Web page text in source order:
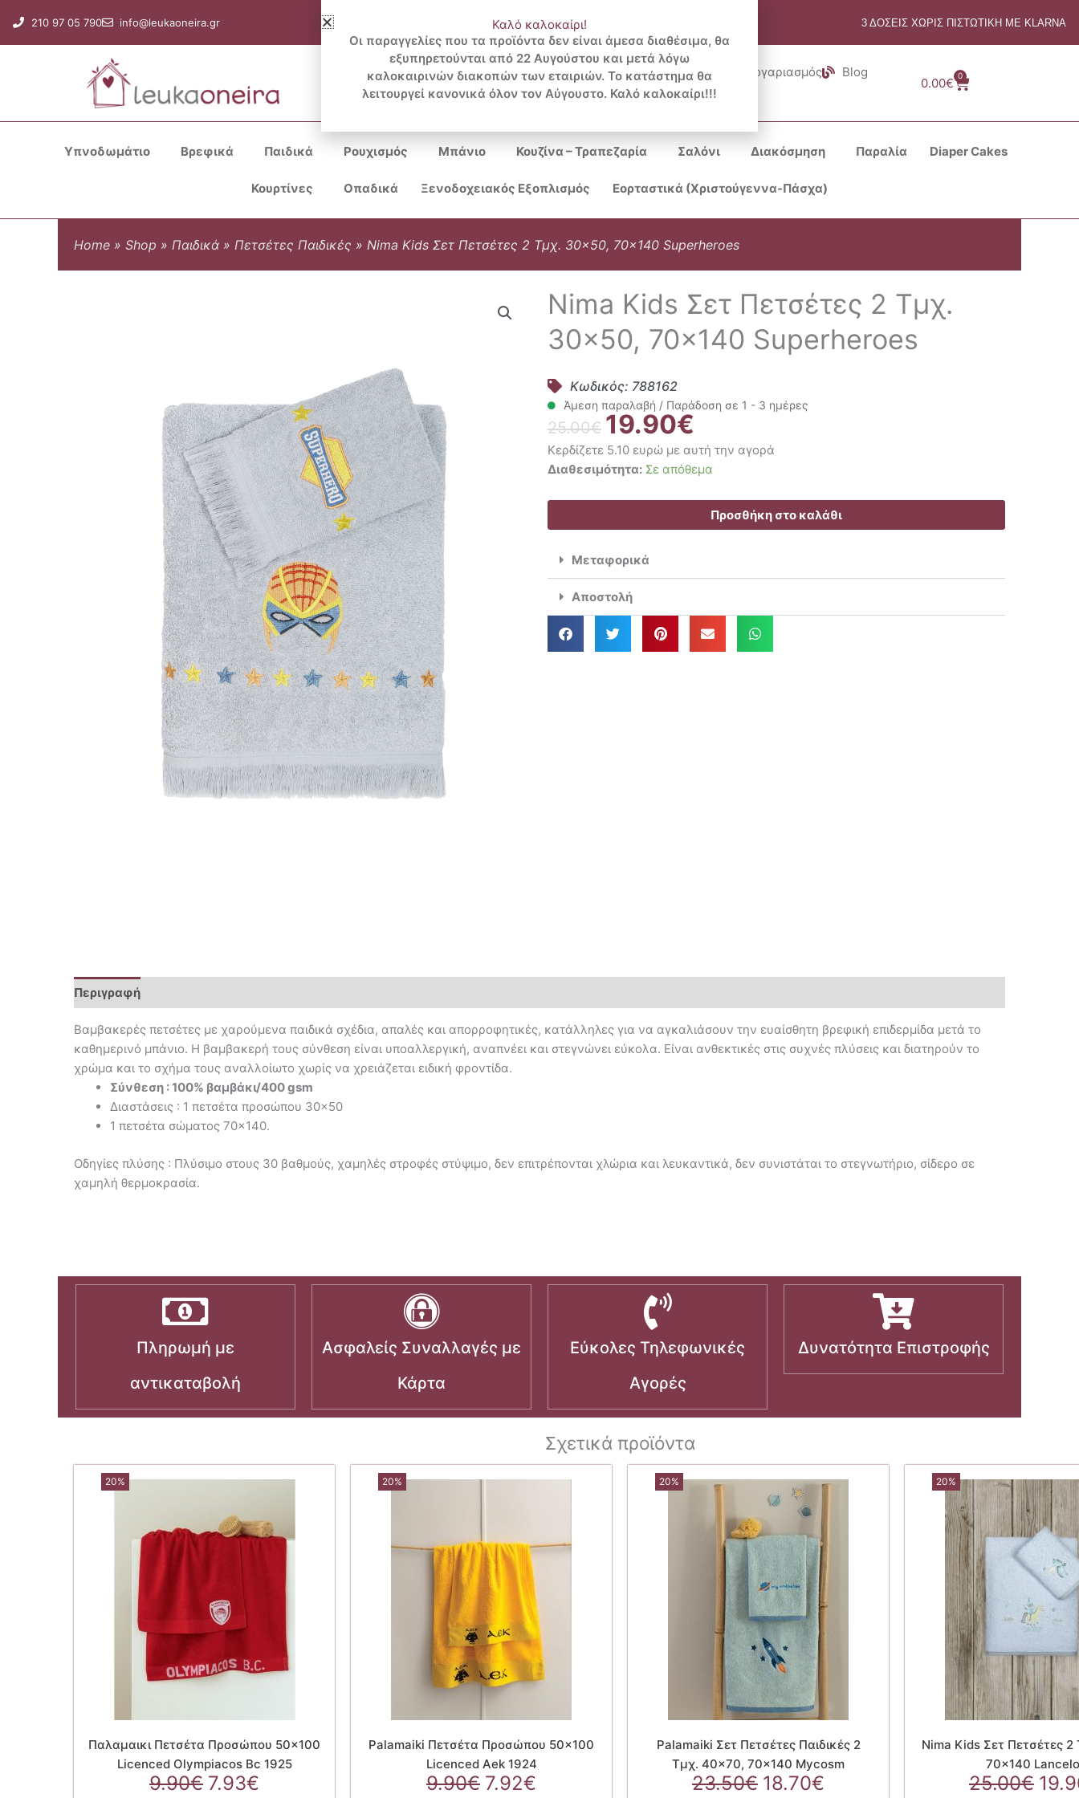
στο
περιεχόμενο
210 97 05 790 info@leukaoneira.gr 3 ΔΟΣΕΙΣ ΧΩΡΙΣ ΠΙΣΤΩΤΙΚΗ ΜΕ KLARNA
Search
...
Λογαριασμός Blog
0.00€
0
Cart
Υπνοδωμάτιο Βρεφικά Παιδικά Ρουχισμός Μπάνιο Κουζίνα – Τραπεζαρία Σαλόνι Διακόσμηση Παραλία Diaper Cakes
Κουρτίνες Οπαδικά Ξενοδοχειακός Εξοπλισμός Εορταστικά (Χριστούγεννα-Πάσχα)
Home » Shop » Παιδικά » Πετσέτες Παιδικές » Nima Kids Σετ Πετσέτες 2 Τμχ. 30×50, 70×140 Superheroes
Nima Kids Σετ Πετσέτες 2 Τμχ.
30×50, 70×140 Superheroes
Κωδικός: 788162
Άμεση παραλαβή / Παράδοση σε 1 - 3 ημέρες
25.00€ Original
price
was:
25.00€.
19.90€
τρέχουσα
τιμή
είναι:
19.90€.
Κερδίζετε 5.10 ευρώ με αυτή την αγορά
Διαθεσιμότητα: Σε απόθεμα
Nima
Σετ
Πετσέτες
Τμχ.
30x50,
70x140
ποσότητα
Προσθήκη στο καλάθι
Μεταφορικά
Αποστολή
Περιγραφή
Βαμβακερές πετσέτες με χαρούμενα παιδικά σχέδια, απαλές και απορροφητικές, κατάλληλες για να αγκαλιάσουν την ευαίσθητη βρεφική επιδερμίδα μετά το
καθημερινό μπάνιο. Η βαμβακερή τους σύνθεση είναι υποαλλεργική, αναπνέει και στεγνώνει εύκολα. Είναι ανθεκτικές στις συχνές πλύσεις και διατηρούν το
χρώμα και το σχήμα τους αναλλοίωτο χωρίς να χρειάζεται ειδική φροντίδα.
Σύνθεση : 100% βαμβάκι/400 gsm
Διαστάσεις : 1 πετσέτα προσώπου 30×50
1 πετσέτα σώματος 70×140.
Οδηγίες πλύσης : Πλύσιμο στους 30 βαθμούς, χαμηλές στροφές στύψιμο, δεν επιτρέπονται χλώρια και λευκαντικά, δεν συνιστάται το στεγνωτήριο, σίδερο σε
χαμηλή θερμοκρασία.
Πληρωμή με
αντικαταβολή
Ασφαλείς Συναλλαγές με
Κάρτα
Εύκολες Τηλεφωνικές
Αγορές
Δυνατότητα Επιστροφής
Σχετικά προϊόντα
20%
Παλαμαικι Πετσέτα Προσώπου 50×100
Licenced Olympiacos Bc 1925
9.90€ Original
7.93€
20%
Palamaiki Πετσέτα Προσώπου 50×100
Licenced Aek 1924
9.90€ Original
7.92€
20%
Palamaiki Σετ Πετσέτες Παιδικές 2
Τμχ. 40×70, 70×140 Mycosm
23.50€ Original
18.70€
20%
Nima Kids Σετ Πετσέτες
70×140
25.00€
Καλό καλοκαίρι!
Οι παραγγελίες που τα προϊόντα δεν είναι άμεσα διαθέσιμα, θα
εξυπηρετούνται από 22 Αυγούστου και μετά λόγω
καλοκαιρινών διακοπών των εταιριών. Το κατάστημα θα
λειτουργεί κανονικά όλον τον Αύγουστο. Καλό καλοκαίρι!!!